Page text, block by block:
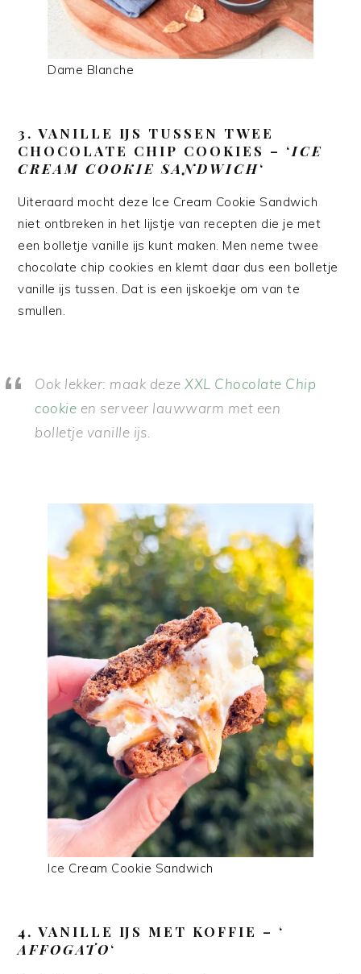
Dame Blanche
3. VANILLE IJS TUSSEN TWEE
CHOCOLATE CHIP COOKIES – ‘ICE
CREAM COOKIE SANDWICH‘
Uiteraard mocht deze Ice Cream Cookie Sandwich
niet ontbreken in het lijstje van recepten die je met
een bolletje vanille ijs kunt maken. Men neme twee
chocolate chip cookies en klemt daar dus een bolletje
vanille ijs tussen. Dat is een ijskoekje om van te
smullen.
Ook lekker: maak dezeXXL Chocolate Chip
cookie en serveer lauwwarm met een
bolletje vanille ijs.
Ice Cream Cookie Sandwich
4. VANILLE IJS MET KOFFIE – ‘
AFFOGATO‘